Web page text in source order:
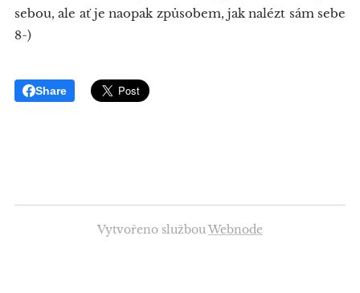
sebou, ale ať je naopak způsobem, jak nalézt sám sebe
8-)
Share
Vytvořeno službouWebnode